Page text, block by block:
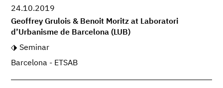
24.10.2019
Geoffrey Grulois & Benoit Moritz at Laboratori
d’Urbanisme de Barcelona (LUB)
Seminar
Barcelona - ETSAB